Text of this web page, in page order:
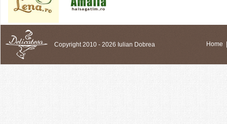
Copyright 2010 - 2026 Iulian Dobrea Home